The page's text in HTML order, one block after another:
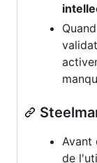
Avant
de